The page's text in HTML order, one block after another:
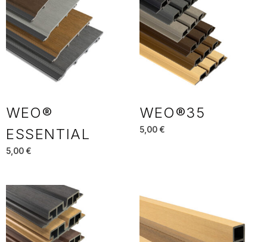
WEO®
ESSENTIAL
5,00 €
WEO®35
5,00 €